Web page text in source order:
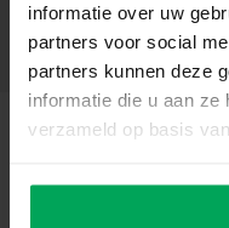
informatie over uw
partners voor social
partners kunnen deze
informatie die u aan
verzameld op basis
Kategorien
Kontakt